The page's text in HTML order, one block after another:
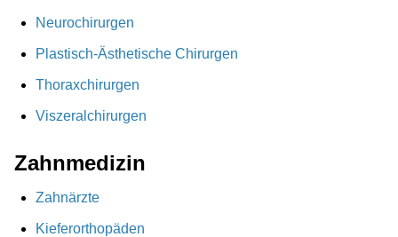
Neurochirurgen
Plastisch-Ästhetische Chirurgen
Thoraxchirurgen
Viszeralchirurgen
Zahnmedizin
Zahnärzte
Kieferorthopäden